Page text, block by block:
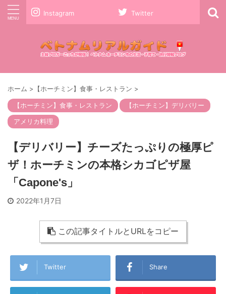
Instagram Twitter
ホーム > 【ホーチミン】食事・レストラン >
【ホーチミン】食事・レストラン
【ホーチミン】デリバリー
アメリカ料理
【デリバリー】チーズたっぷりの極厚ピ
ザ！ホーチミンの本格シカゴピザ屋
「Capone's」
2022年1月7日
この記事タイトルとURLをコピー
Twitter Share